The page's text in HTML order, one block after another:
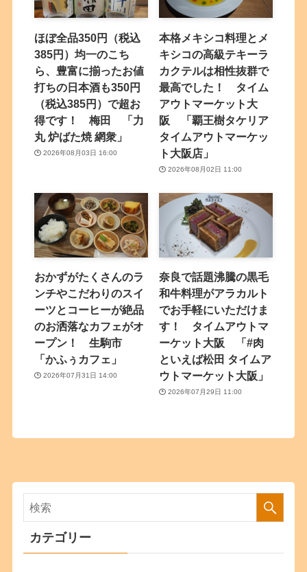
ほぼ全品350円（税込
385円）均一のこち
ら、豊富に揃ったお値
打ちの日本酒も350円
（税込385円）で超お
得です！ 梅田 「力
丸 炉ばた焼 網衆」
2026年08月03日 16:00
本格メキシコ料理とメ
キシコの高級テキーラ
カクテルは相性抜群で
最高でした！ タイム
アウトマーケット大
阪 「覇王樹タケリア
タイムアウトマーケッ
ト大阪店」
2026年08月02日 11:00
おかずがたくさんのラ
ンチやこだわりのスイ
ーツとコーヒーが絶品
のお洒落なカフェがオ
ープン！ 生駒市
「かふぅカフェ」
2026年07月31日 14:00
奈良で話題沸騰の黒毛
和牛料理がアラカルト
でお手軽にいただけま
す！ タイムアウトマ
ーケット大阪 「#肉
といえば松田 タイムア
ウトマーケット大阪」
2026年07月29日 11:00
カテゴリー